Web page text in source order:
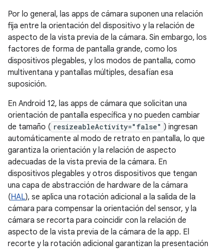
Por lo general, las apps de cámara suponen una relación
fija entre la orientación del dispositivo y la relación de
aspecto de la vista previa de la cámara. Sin embargo, los
factores de forma de pantalla grande, como los
dispositivos plegables, y los modos de pantalla, como
multiventana y pantallas múltiples, desafían esa
suposición.
En Android 12, las apps de cámara que solicitan una
orientación de pantalla específica y no pueden cambiar
de tamaño ( resizeableActivity="false" ) ingresan
automáticamente al modo de retrato en pantalla, lo que
garantiza la orientación y la relación de aspecto
adecuadas de la vista previa de la cámara. En
dispositivos plegables y otros dispositivos que tengan
una capa de abstracción de hardware de la cámara
(HAL), se aplica una rotación adicional a la salida de la
cámara para compensar la orientación del sensor, y la
cámara se recorta para coincidir con la relación de
aspecto de la vista previa de la cámara de la app. El
recorte y la rotación adicional garantizan la presentación